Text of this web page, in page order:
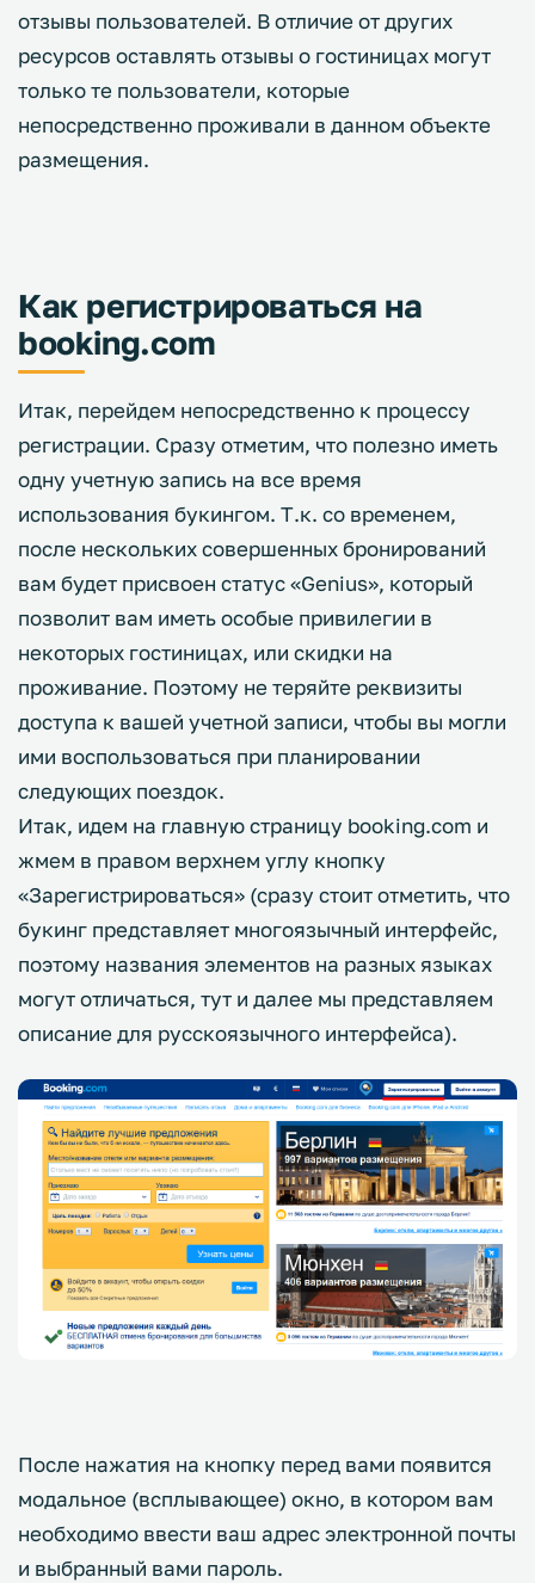
отзывы пользователей. В отличие от других
ресурсов оставлять отзывы о гостиницах могут
только те пользователи, которые
непосредственно проживали в данном объекте
размещения.
Как регистрироваться на
booking.com
Итак, перейдем непосредственно к процессу
регистрации. Сразу отметим, что полезно иметь
одну учетную запись на все время
использования букингом. Т.к. со временем,
после нескольких совершенных бронирований
вам будет присвоен статус «Genius», который
позволит вам иметь особые привилегии в
некоторых гостиницах, или скидки на
проживание. Поэтому не теряйте реквизиты
доступа к вашей учетной записи, чтобы вы могли
ими воспользоваться при планировании
следующих поездок.
Итак, идем на главную страницу booking.com и
жмем в правом верхнем углу кнопку
«Зарегистрироваться» (сразу стоит отметить, что
букинг представляет многоязычный интерфейс,
поэтому названия элементов на разных языках
могут отличаться, тут и далее мы представляем
описание для русскоязычного интерфейса).
После нажатия на кнопку перед вами появится
модальное (всплывающее) окно, в котором вам
необходимо ввести ваш адрес электронной почты
и выбранный вами пароль.